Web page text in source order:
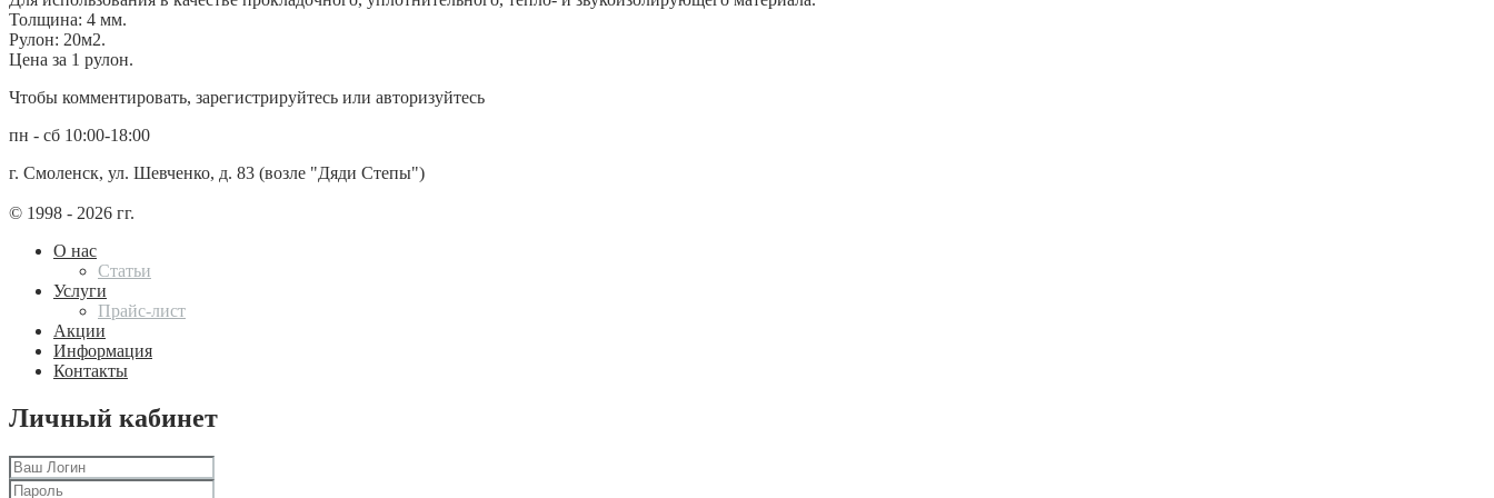
Толщина: 4 мм.
Рулон: 20м2.
Цена за 1 рулон.
Чтобы комментировать, зарегистрируйтесь или авторизуйтесь
пн - сб 10:00-18:00
г. Смоленск, ул. Шевченко, д. 83 (возле "Дяди Степы")
© 1998 - 2026 гг.
О нас
Статьи
Услуги
Прайс-лист
Акции
Информация
Контакты
Личный кабинет